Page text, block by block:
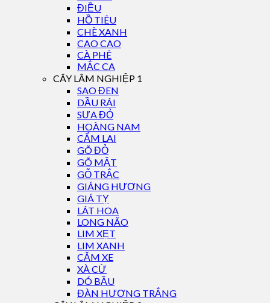
ĐIỀU
HỒ TIÊU
CHÈ XANH
CAO CAO
CÀ PHÊ
MẮC CA
CÂY LÂM NGHIỆP 1
SAO ĐEN
DẦU RÁI
SƯA ĐỎ
HOÀNG NAM
CẨM LAI
GÕ ĐỎ
GÕ MẬT
GỖ TRẮC
GIÁNG HƯƠNG
GIÁ TỴ
LÁT HOA
LONG NÃO
LIM XẸT
LIM XANH
CĂM XE
XÀ CỪ
DÓ BẦU
ĐÀN HƯƠNG TRẮNG